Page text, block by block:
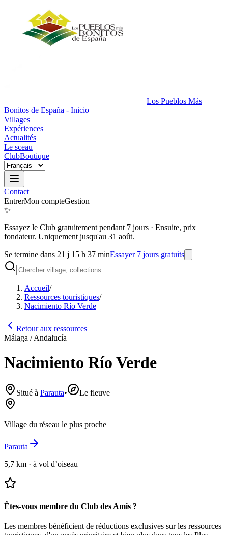
Los Pueblos Más
Bonitos de España - Inicio
Villages
Expériences
Actualités
Le sceau
ClubBoutique
Contact
EntrerMon compteGestion
✨
Essayez le Club gratuitement pendant 7 jours · Ensuite, prix
fondateur. Uniquement jusqu'au 31 août.
Se termine dans 21 j 15 h 37 minEssayer 7 jours gratuits
Accueil/
Ressources touristiques/
Nacimiento Río Verde
Retour aux ressources
Málaga / Andalucía
Nacimiento Río Verde
Situé à Parauta• Le fleuve
Village du réseau le plus proche
Parauta
5,7 km · à vol d’oiseau
Êtes-vous membre du Club des Amis ?
Les membres bénéficient de réductions exclusives sur les ressources